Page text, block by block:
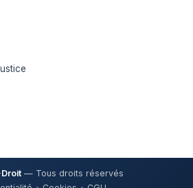
Droit— Tous droits réservés